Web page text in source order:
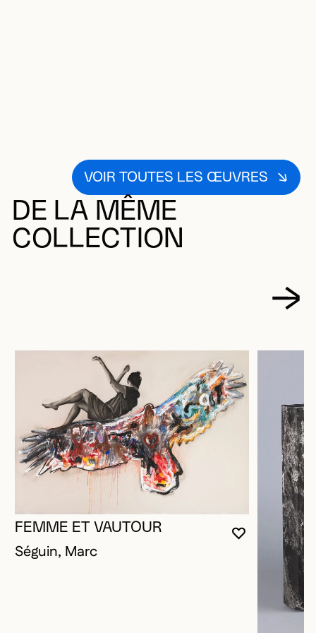
VOIR TOUTES LES ŒUVRES
DE LA MÊME
COLLECTION
VOUS
FERMER
OUVRIR LA
FEMME ET VAUTOUR
Séguin, Marc